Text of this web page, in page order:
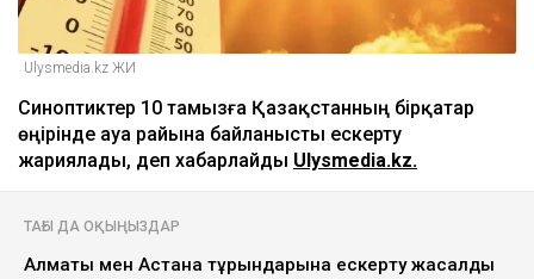
Ulysmedia 09.08.2026, 16:14